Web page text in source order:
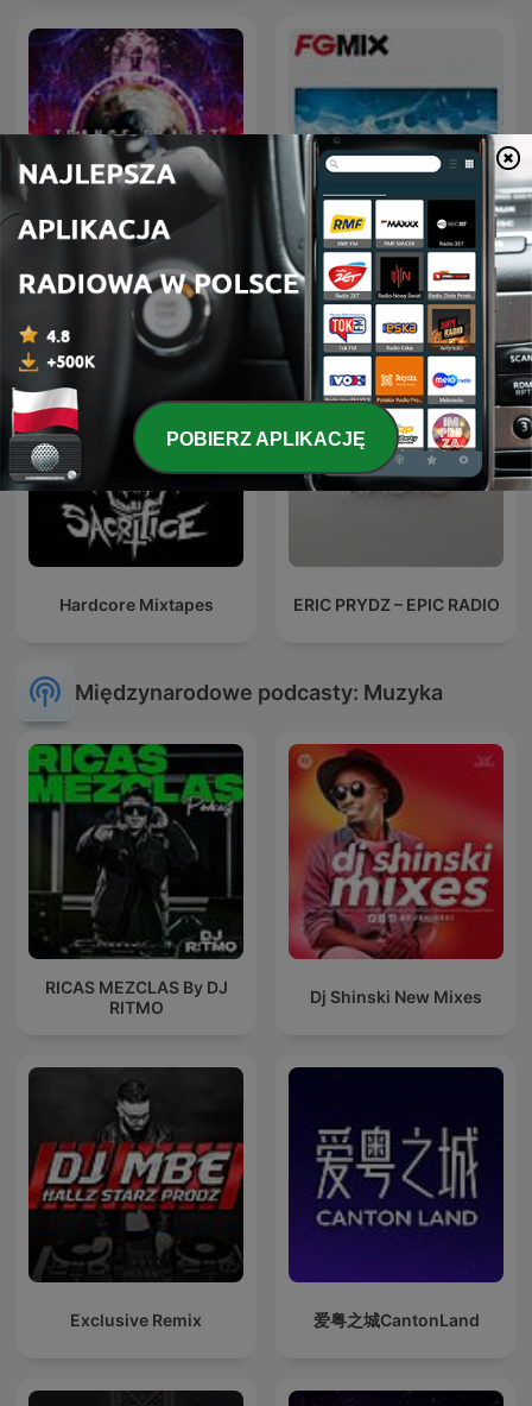
Trance Planet FG MIX
Hardcore Mixtapes ERIC PRYDZ – EPIC RADIO
Międzynarodowe podcasty: Muzyka
RICAS MEZCLAS By DJ
RITMO
Dj Shinski New Mixes
Exclusive Remix 爱粤之城CantonLand
POBIERZ APLIKACJĘ